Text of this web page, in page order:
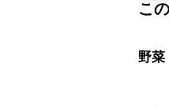
※
こ
野菜